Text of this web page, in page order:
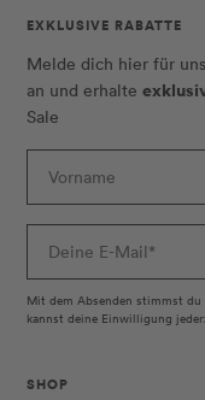
EXKLUSIVE RABATTE
Melde dich hier für
an und erhalte
Sale
Vorname
Deine E-Mail*
Mit dem Absenden stimmst du
kannst deine Einwilligung
SHOP